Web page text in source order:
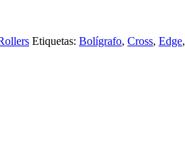
Etiquetas: Bolígrafo, Cross, Edge,